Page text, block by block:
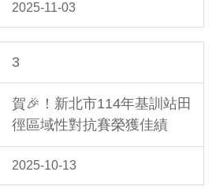
2025-11-03
3
賀🎉！新北市114年基訓站田
徑區域性對抗賽榮獲佳績
2025-10-13